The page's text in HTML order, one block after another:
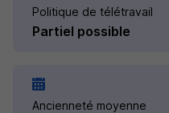
Politique de télétravail
Partiel possible
Ancienneté moyenne